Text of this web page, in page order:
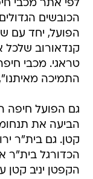
לפי אתר מכבי
הכובשים
הפועל, יחד עם
קנדאורוב
טראגי. מכבי
התמיכה
גם הפועל חיפה
הביעה את
קטן. גם בית"ר
הכדורגל בית"ר
הקפטן יניב קטן